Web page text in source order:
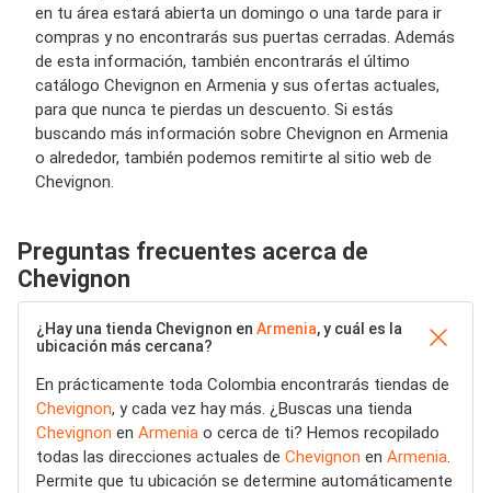
en tu área estará abierta un domingo o una tarde para ir
compras y no encontrarás sus puertas cerradas. Además
de esta información, también encontrarás el último
catálogo Chevignon en Armenia y sus ofertas actuales,
para que nunca te pierdas un descuento. Si estás
buscando más información sobre Chevignon en Armenia
o alrededor, también podemos remitirte al sitio web de
Chevignon.
Preguntas frecuentes acerca de
Chevignon
¿Hay una tienda Chevignon en Armenia, y cuál es la
ubicación más cercana?
En prácticamente toda Colombia encontrarás tiendas de
Chevignon, y cada vez hay más. ¿Buscas una tienda
Chevignon en Armenia o cerca de ti? Hemos recopilado
todas las direcciones actuales de Chevignon en Armenia.
Permite que tu ubicación se determine automáticamente